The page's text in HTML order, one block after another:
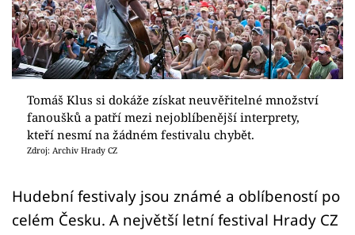
Videa
Sledujte prima+
Přihlášení
Sledujte nás
Tomáš Klus si dokáže získat neuvěřitelné množství
fanoušků a patří mezi nejoblíbenější interprety,
kteří nesmí na žádném festivalu chybět.
Zdroj: Archiv Hrady CZ
Hudební festivaly jsou známé a oblíbeností po
celém Česku. A největší letní festival Hrady CZ